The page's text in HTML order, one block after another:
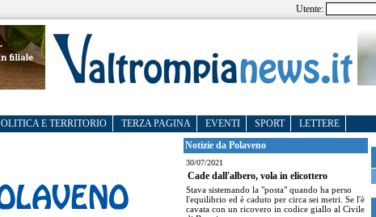
Utente:
E TERRITORIO TERZA PAGINA EVENTI SPORT LETTERE
Notizie da Polaveno
30/07/2021
Cade dall'albero, vola in elicottero
Stava sistemando la "posta" quando ha perso
l'equilibrio ed è caduto per circa sei metri. Se l'è
cavata con un ricovero in codice giallo al Civile